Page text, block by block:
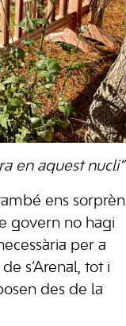
en aquest nucli”
ens sorprèn
govern no hagi
per a
s’Arenal, tot i
des de la